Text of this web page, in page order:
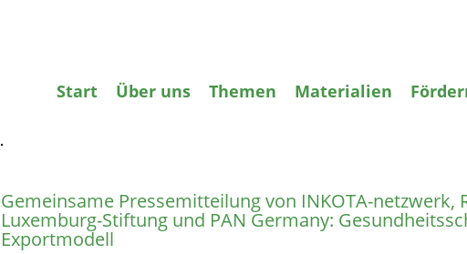
Start Über uns Themen Materialien
Gemeinsame Pressemitteilung von INKOTA-netzwerk,
Luxemburg-Stiftung und PAN Germany:
Exportmodell